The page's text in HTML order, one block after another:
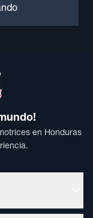
en Honduras